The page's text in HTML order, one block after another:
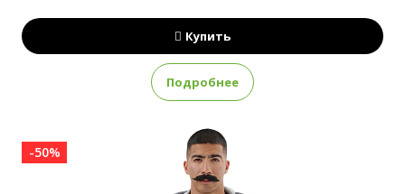
Купить
Подробнее
-50%